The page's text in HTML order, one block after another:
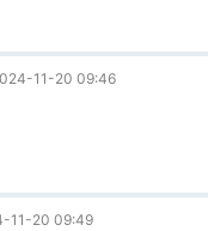
11-20 09:46
11-20 09:49